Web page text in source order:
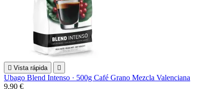
 Vista rápida 
Ubago Blend Intenso · 500g Café Grano Mezcla Valenciana
9,90 €